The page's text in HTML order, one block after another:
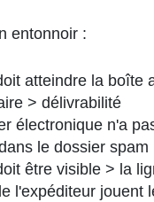
entonnoir :
atteindre la boîte
> délivrabilité
électronique n'a
le dossier spam
être visible > la
l'expéditeur jouent